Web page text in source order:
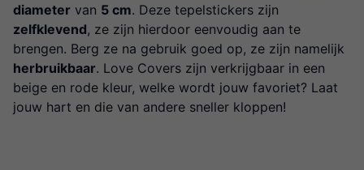
diameter van 5 cm. Deze tepelstickers zijn
zelfklevend, ze zijn hierdoor eenvoudig aan te
brengen. Berg ze na gebruik goed op, ze zijn namelijk
herbruikbaar. Love Covers zijn verkrijgbaar in een
beige en rode kleur, welke wordt jouw favoriet? Laat
jouw hart en die van andere sneller kloppen!